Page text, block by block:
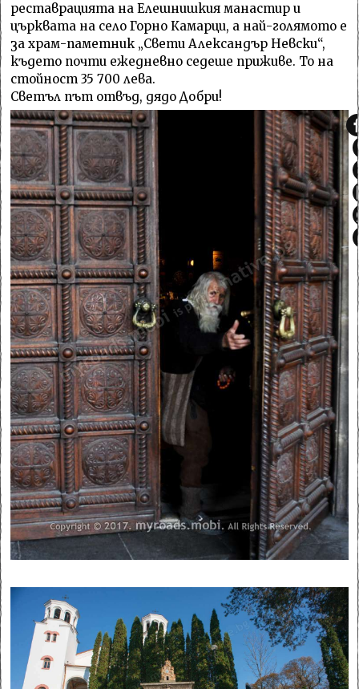
реставрацията на Елешнишкия манастир и
църквата на село Горно Камарци, а най-голямото е
за храм-паметник „Свети Александър Невски“,
където почти ежедневно седеше приживе. То на
стойност 35 700 лева.
Светъл път отвъд, дядо Добри!